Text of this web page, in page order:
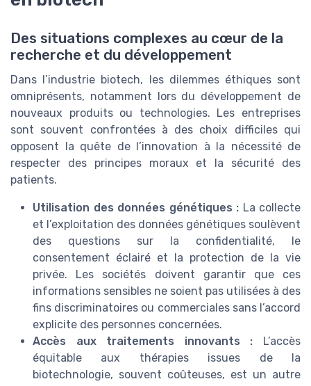
Des situations complexes au cœur de la
recherche et du développement
Dans l’industrie biotech, les dilemmes éthiques sont
omniprésents, notamment lors du développement de
nouveaux produits ou technologies. Les entreprises
sont souvent confrontées à des choix difficiles qui
opposent la quête de l’innovation à la nécessité de
respecter des principes moraux et la sécurité des
patients.
Utilisation des données génétiques : La collecte
et l’exploitation des données génétiques soulèvent
des questions sur la confidentialité, le
consentement éclairé et la protection de la vie
privée. Les sociétés doivent garantir que ces
informations sensibles ne soient pas utilisées à des
fins discriminatoires ou commerciales sans l’accord
explicite des personnes concernées.
Accès aux traitements innovants : L’accès
équitable aux thérapies issues de la
biotechnologie, souvent coûteuses, est un autre